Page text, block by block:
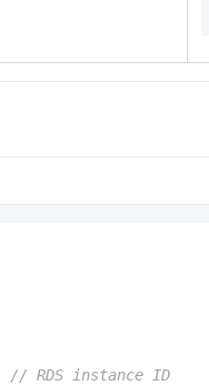
// RDS instance ID